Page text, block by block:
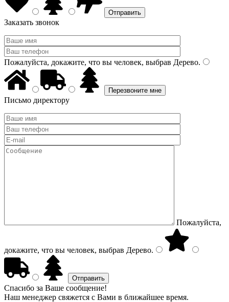
Заказать звонок
Пожалуйста, докажите, что вы человек, выбрав Дерево.
Письмо директору
Пожалуйста,
докажите, что вы человек, выбрав Дерево.
Спасибо за Ваше сообщение!
Наш менеджер свяжется с Вами в ближайшее время.